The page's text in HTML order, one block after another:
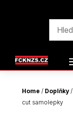
Home / Doplňky/
cut samolepky